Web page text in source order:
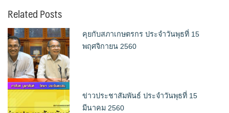
Related Posts
คุยกับสภาเกษตรกร ประจำวันพุธที่ 15
พฤศจิกายน 2560
ข่าวประชาสัมพันธ์ ประจำวันพุธที่ 15
มีนาคม 2560